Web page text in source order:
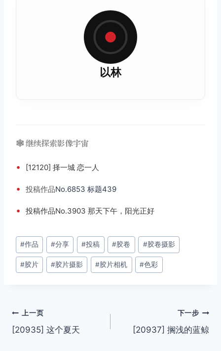
以林
🕸️ 继续探索影像宇宙
• [12120] 择一城 恋一人
• 投稿作品No.6853 标题439
• 投稿作品No.3903 那天下午，阳光正好
文
章
标
#作品 #分享 #投稿 #胶卷 #胶卷摄影
#胶片 #胶片摄影 #胶片相机 #色彩
文
章
上一页
[20935] 这个夏天
下一步
[20937] 搁浅的蓝鲸